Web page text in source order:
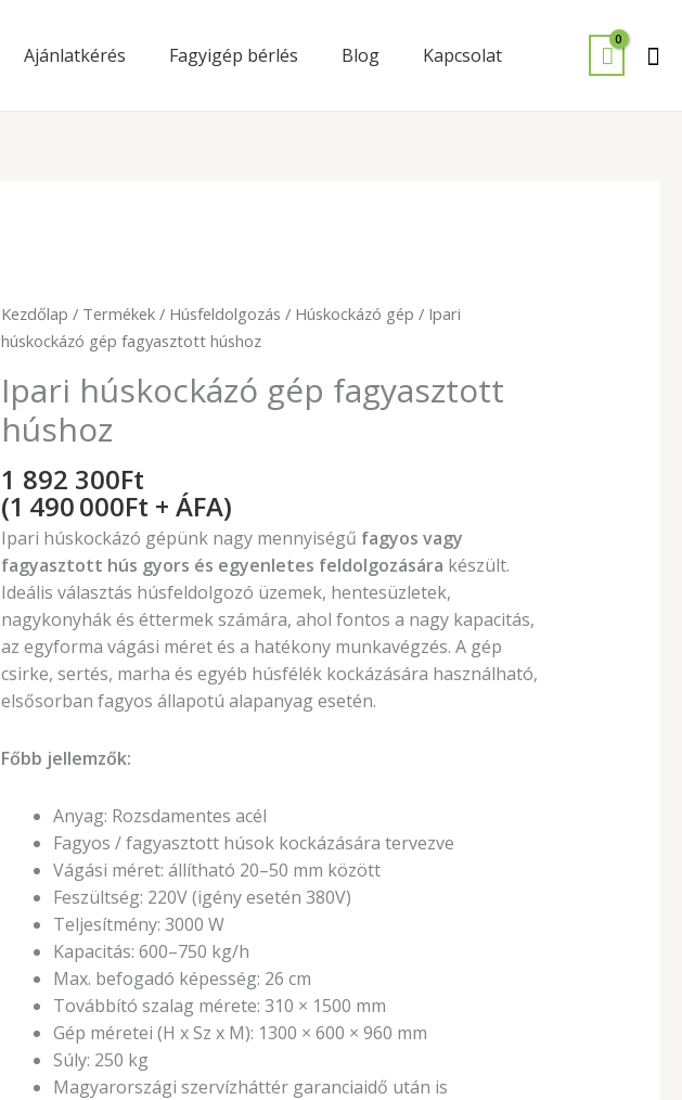
Ajánlatkérés Fagyigép bérlés Blog Kapcsolat
Kezdőlap / Termékek/ Húsfeldolgozás / Húskockázó gép / Ipari
húskockázó gép fagyasztott húshoz
Ipari húskockázó gép fagyasztott
húshoz
1 892 300Ft
(1 490 000Ft + ÁFA)
Ipari húskockázó gépünk nagy mennyiségű fagyos vagy
fagyasztott hús gyors és egyenletes feldolgozására készült.
Ideális választás húsfeldolgozó üzemek, hentesüzletek,
nagykonyhák és éttermek számára, ahol fontos a nagy kapacitás,
az egyforma vágási méret és a hatékony munkavégzés. A gép
csirke, sertés, marha és egyéb húsfélék kockázására használható,
elsősorban fagyos állapotú alapanyag esetén.
Főbb jellemzők:
Anyag: Rozsdamentes acél
Fagyos / fagyasztott húsok kockázására tervezve
Vágási méret: állítható 20–50 mm között
Feszültség: 220V (igény esetén 380V)
Teljesítmény: 3000 W
Kapacitás: 600–750 kg/h
Max. befogadó képesség: 26 cm
Továbbító szalag mérete: 310 × 1500 mm
Gép méretei (H x Sz x M): 1300 × 600 × 960 mm
Súly: 250 kg
Magyarországi szervízháttér garanciaidő után is
Ipari
húskockázó
fagyasztott
húshoz
mennyiség